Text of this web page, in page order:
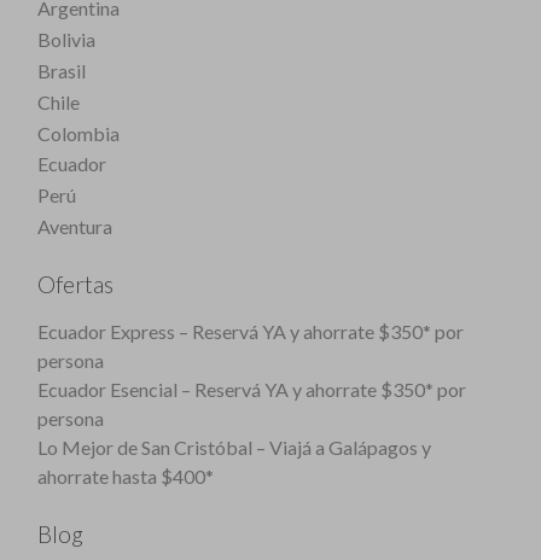
Argentina
Bolivia
Brasil
Chile
Colombia
Ecuador
Perú
Aventura
Ofertas
Ecuador Express – Reservá YA y ahorrate $350* por
persona
Ecuador Esencial – Reservá YA y ahorrate $350* por
persona
Lo Mejor de San Cristóbal – Viajá a Galápagos y
ahorrate hasta $400*
Blog